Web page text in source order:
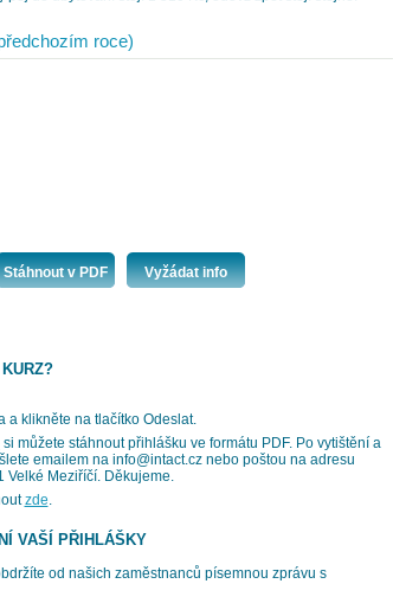
roce)
Stáhnout v PDF Vyžádat info
a klikněte na tlačítko Odeslat.
si můžete stáhnout přihlášku ve formátu PDF. Po vytištění a
emailem na info@intact.cz nebo poštou na adresu
Velké Meziříčí. Děkujeme.
zde
VAŠÍ PŘIHLÁŠKY
od našich zaměstnanců písemnou zprávu s